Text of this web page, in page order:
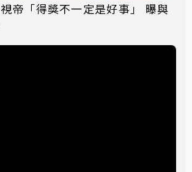
帝「得獎不一定是好事」 曝與